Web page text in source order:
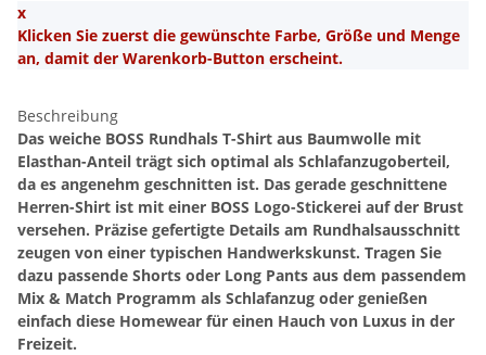
x
Klicken Sie zuerst die gewünschte Farbe, Größe und Menge
an, damit der Warenkorb-Button erscheint.
Beschreibung
Das weiche BOSS Rundhals T-Shirt aus Baumwolle mit
Elasthan-Anteil trägt sich optimal als Schlafanzugoberteil,
da es angenehm geschnitten ist. Das gerade geschnittene
Herren-Shirt ist mit einer BOSS Logo-Stickerei auf der Brust
versehen. Präzise gefertigte Details am Rundhalsausschnitt
zeugen von einer typischen Handwerkskunst. Tragen Sie
dazu passende Shorts oder Long Pants aus dem passendem
Mix & Match Programm als Schlafanzug oder genießen
einfach diese Homewear für einen Hauch von Luxus in der
Freizeit.